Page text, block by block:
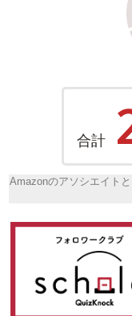
合計
Amazonのアソシエイト